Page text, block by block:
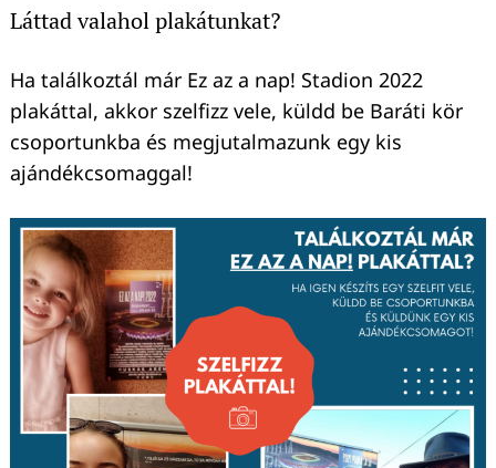
Láttad valahol plakátunkat?
Ha találkoztál már Ez az a nap! Stadion 2022
plakáttal, akkor szelfizz vele, küldd be Baráti kör
csoportunkba és megjutalmazunk egy kis
ajándékcsomaggal!